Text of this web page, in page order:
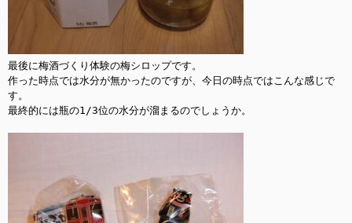
最後に梅酒づくり体験の梅シロップです。
作った時点では水分が無かったのですが、今日の時点ではこんな感じで
す。
最終的には瓶の1/3位の水分が溜まるのでしょうか。